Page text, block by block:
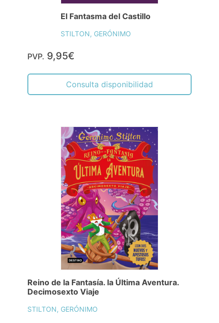
El Fantasma del Castillo
STILTON, GERÓNIMO
PVP. 9,95€
Consulta disponibilidad
Reino de la Fantasía. la Última Aventura.
Decimosexto Viaje
STILTON, GERÓNIMO